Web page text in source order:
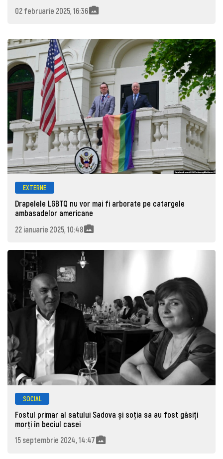
02 februarie 2025, 16:36
EXTERNE
Drapelele LGBTQ nu vor mai fi arborate pe catargele
ambasadelor americane
22 ianuarie 2025, 10:48
SOCIAL
Fostul primar al satului Sadova și soția sa au fost găsiți
morţi în beciul casei
15 septembrie 2024, 14:47